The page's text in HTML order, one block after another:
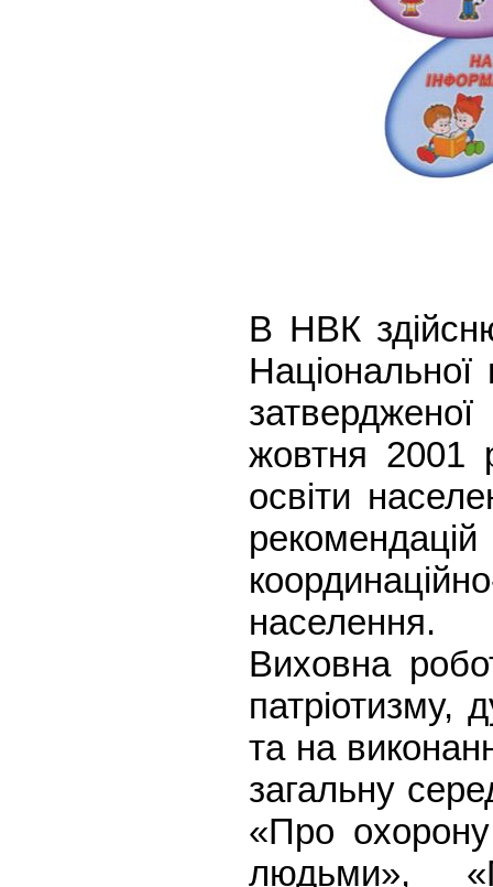
В НВК
жовтня 2001
освіти
населення.
Виховна
патріотизму,
та на
загальну
«Про охорону
людьми»,